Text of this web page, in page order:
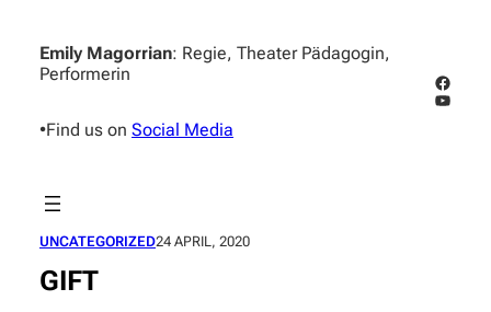
contentEmily Magorrian: Regie, Theater Pädagogin,
Performerin
•Find us on Social Media
UNCATEGORIZED24 APRIL, 2020
GIFT